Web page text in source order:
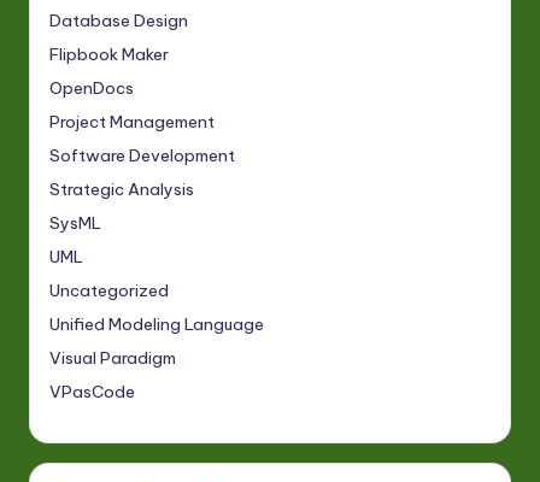
Database Design
Flipbook Maker
OpenDocs
Project Management
Software Development
Strategic Analysis
SysML
UML
Uncategorized
Unified Modeling Language
Visual Paradigm
VPasCode